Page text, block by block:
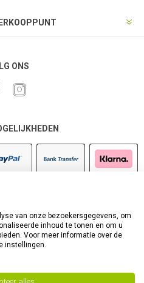
ONS
van onze bezoekersgegevens, om
inhoud te tonen en om u
Voor meer informatie over de
instellingen.